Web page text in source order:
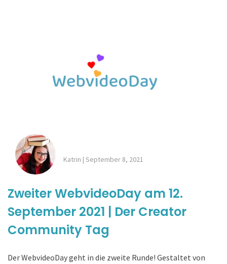
Katrin | September 8, 2021
Zweiter WebvideoDay am 12.
September 2021 | Der Creator
Community Tag
Der WebvideoDay geht in die zweite Runde! Gestaltet von